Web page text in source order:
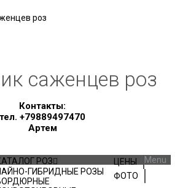
саженцев роз
Контакты:
тел. +79889497470
Артем
РОЗ
ГИБРИДНЫЕ РОЗЫ
ЦЕНЫ
ФОТО
Menu